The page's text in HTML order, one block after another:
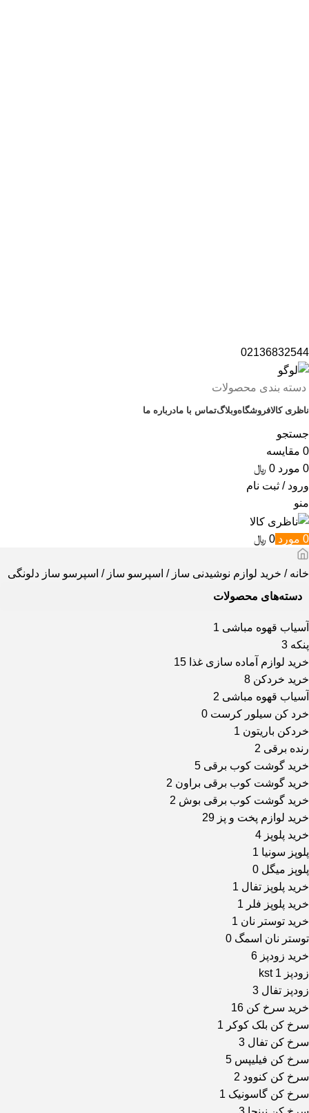
02136832544
دسته بندی محصولات
ناظری کالافروشگاهوبلاگتماس با مادرباره ما
جستجو
0 مقايسه
0 مورد 0 ﷼
ورود / ثبت نام
منو
0 مورد 0 ﷼
خانه خرید لوازم نوشیدنی ساز اسپرسو ساز
اسپرسو ساز دلونگی
دسته‌های محصولات
آسیاب قهوه مباشی 1
پنکه 3
خرید لوازم آماده سازی غذا 15
خرید خردکن 8
آسیاب قهوه مباشی 2
خرد کن سیلور کرست 0
خردکن باریتون 1
رنده برقی 2
خرید گوشت کوب برقی 5
خرید گوشت کوب برقی براون 2
خرید گوشت کوب برقی بوش 2
خرید لوازم پخت و پز 29
خرید پلوپز 4
پلوپز سونیا 1
پلوپز میگل 0
خرید پلوپز تفال 1
خرید پلوپز فلر 1
خرید توستر نان 1
توستر نان اسمگ 0
خرید زودپز 6
زودپز kst 1
زودپز تفال 3
خرید سرخ کن 16
سرخ کن بلک کوکر 1
سرخ کن تفال 3
سرخ کن فیلیپس 5
سرخ کن کنوود 2
سرخ کن گاسونیک 1